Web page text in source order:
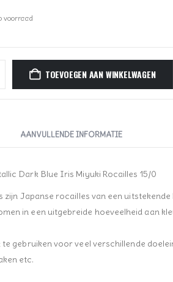
voorraad
TOEVOEGEN AAN WINKELWAGEN
AANVULLENDE INFORMATIE
Dark Blue Iris Miyuki Rocailles 15/0
zijn Japanse rocailles van een
in een uitgebreide hoeveelheid aan
te gebruiken voor veel verschillende
etc.